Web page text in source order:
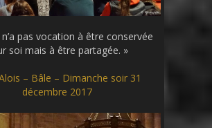
pas vocation à être conservée
soi mais à être partagée. »
– Bâle – Dimanche soir 31
décembre 2017